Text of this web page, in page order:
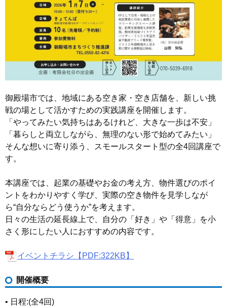
御殿場市では、地域にある空き家・空き店舗を、新しい挑
戦の場として活かすための実践講座を開催します。
「やってみたい気持ちはあるけれど、大きな一歩は不安」
「暮らしと両立しながら、無理のない形で始めてみたい」
そんな想いに寄り添う、スモールスタート型の全4回講座で
す。
本講座では、起業の基礎やお金の考え方、物件選びのポイ
ントをわかりやすく学び、実際の空き物件を見学しなが
ら“自分ならどう使うか”を考えます。
日々の生活の延長線上で、自分の「好き」や「得意」を小
さく形にしたい人におすすめの内容です。
イベントチラシ【PDF:322KB】
開催概要
• 日程:(全4回)